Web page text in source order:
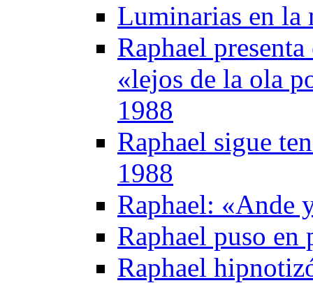
Luminarias en la
Raphael
«lejos de la ola
1988
Raphael sigue
1988
Raphael: «Ande
Raphael puso
Raphael